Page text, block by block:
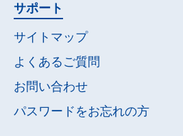
サポート
サイトマップ
よくあるご質問
お問い合わせ
パスワードをお忘れの方